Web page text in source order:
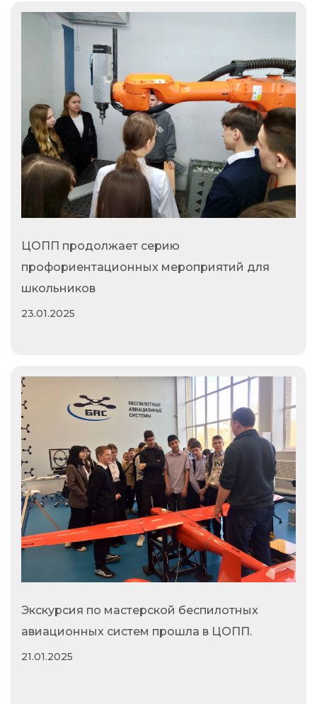
ЦОПП продолжает серию
профориентационных мероприятий для
школьников
23.01.2025
Экскурсия по мастерской беспилотных
авиационных систем прошла в ЦОПП.
21.01.2025